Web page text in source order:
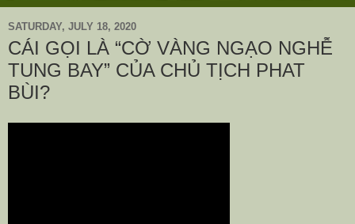
SATURDAY, JULY 18, 2020
CÁI GỌI LÀ “CỜ VÀNG NGẠO NGHỄ
TUNG BAY” CỦA CHỦ TỊCH PHAT
BÙI?